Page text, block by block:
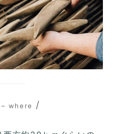
– where /